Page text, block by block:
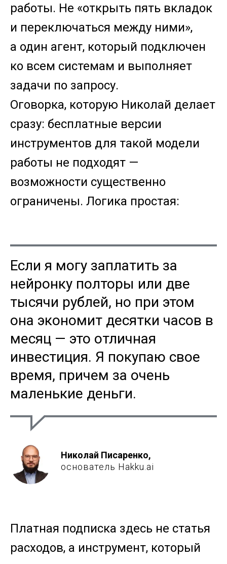
работы. Не «открыть пять вкладок
и переключаться между ними»,
а один агент, который подключен
ко всем системам и выполняет
задачи по запросу.
Оговорка, которую Николай делает
сразу: бесплатные версии
инструментов для такой модели
работы не подходят —
возможности существенно
ограничены. Логика простая:
Если я могу заплатить за
нейронку полторы или две
тысячи рублей, но при этом
она экономит десятки часов в
месяц — это отличная
инвестиция. Я покупаю свое
время, причем за очень
маленькие деньги.
Николай Писаренко,
основатель Hakku.ai
Платная подписка здесь не статья
расходов, а инструмент, который